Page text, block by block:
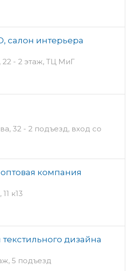
салон интерьера
- 2 этаж, ТЦ МиГ
32 - 2 подъезд, вход со
компания
к13
дизайна
5 подъезд